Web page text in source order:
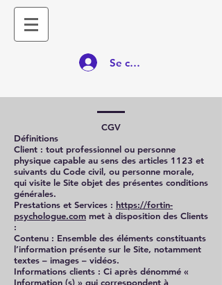
Se connecter
CGV
Définitions
Client : tout professionnel ou personne
physique capable au sens des articles 1123 et
suivants du Code civil, ou personne morale,
qui visite le Site objet des présentes conditions
générales.
Prestations et Services : https://fortin-
psychologue.com met à disposition des Clients
:
Contenu : Ensemble des éléments constituants
l’information présente sur le Site, notamment
textes – images – vidéos.
Informations clients : Ci après dénommé «
Information (s) » qui correspondent à